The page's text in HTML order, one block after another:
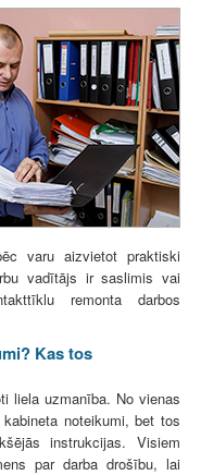
varu aizvietot praktiski
vadītājs ir saslimis vai
remonta darbos
Kas tos
liela uzmanība. No vienas
noteikumi, bet tos
instrukcijas. Visiem
par darba drošību, lai